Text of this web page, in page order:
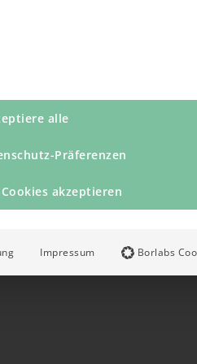
alle
Präferenzen
akzeptieren
Impressum Borlabs